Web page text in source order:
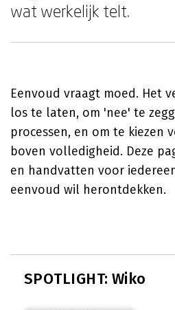
wat werkelijk telt.
Eenvoud vraagt moed. Het
los te laten, om 'nee' te
processen, en om te kiezen
boven volledigheid. Deze
en handvatten voor
eenvoud wil herontdekken.
SPOTLIGHT: Wiko